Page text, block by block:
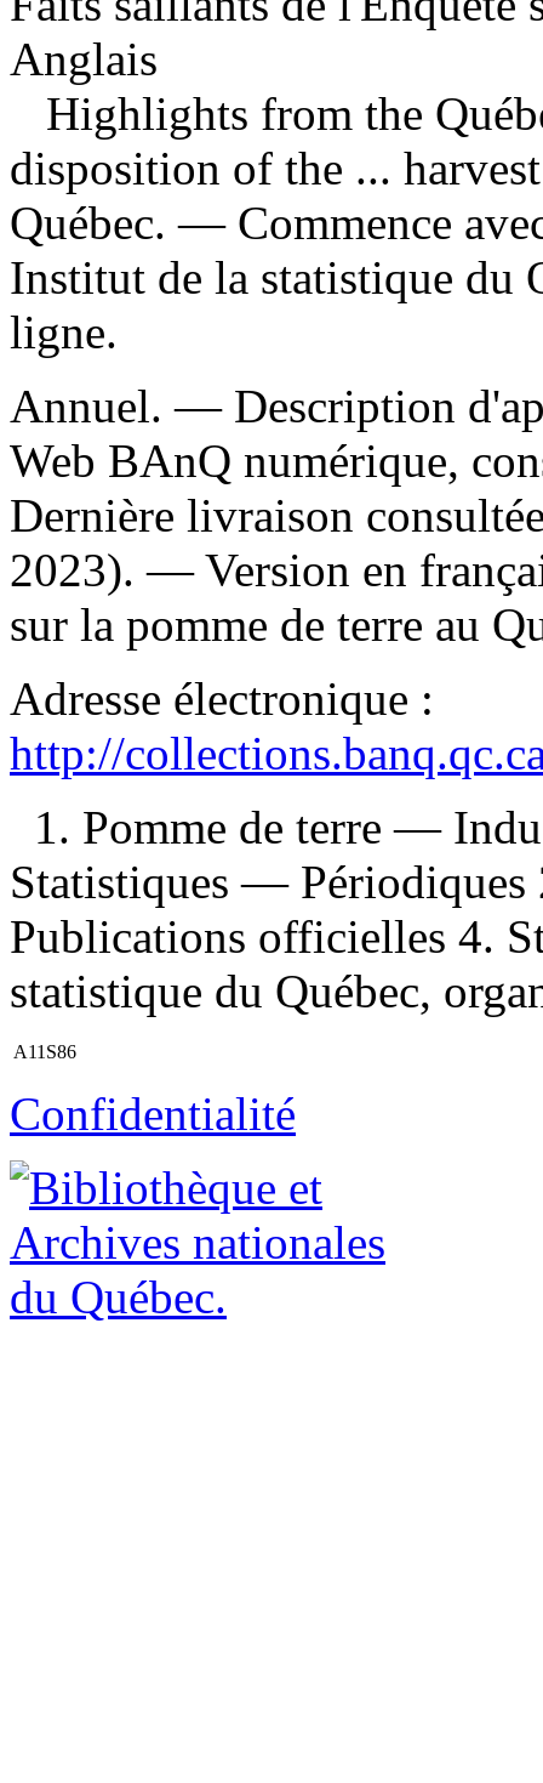
Anglais
Highlights from the
disposition of the ...
Québec. — Commence
Institut de la statistique du
ligne.
Annuel. — Description
Web BAnQ numérique,
Dernière livraison
2023). —Version en
sur la pomme de terre au
Adresse électronique :
http://
1. Pomme de terre —
Statistiques — Périodiques
Publications officielles 4.
statistique du Québec,
A11S86
Confidentialité